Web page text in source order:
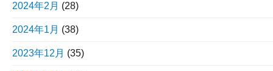
2024年2月 (28)
2024年1月 (38)
2023年12月 (35)